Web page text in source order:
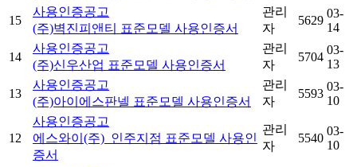
15
사용인증공고
(주)벽진피앤티 표준모델 사용인증서
관리
자
5629
03-
14
14
사용인증공고
(주)신우산업 표준모델 사용인증서
관리
자
5704
03-
13
13
사용인증공고
(주)아이에스판넬 표준모델 사용인증서
관리
자
5593
03-
10
12
사용인증공고
에스와이(주)_인주지점 표준모델 사용인
증서
관리
자
5540
03-
10